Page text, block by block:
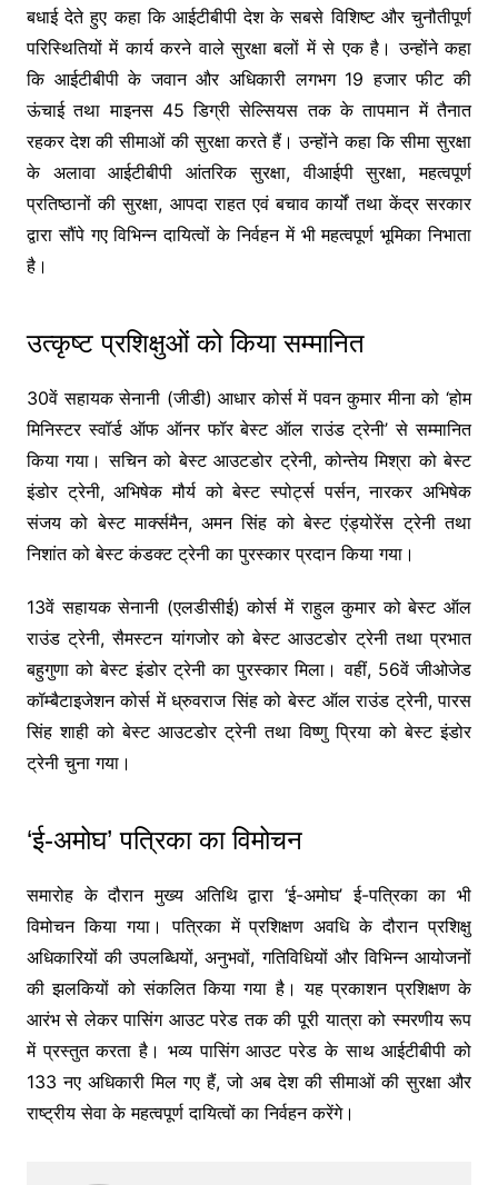
बधाई देते हुए कहा कि आईटीबीपी देश के सबसे विशिष्ट और चुनौतीपूर्ण
परिस्थितियों में कार्य करने वाले सुरक्षा बलों में से एक है। उन्होंने कहा
कि आईटीबीपी के जवान और अधिकारी लगभग 19 हजार फीट की
ऊंचाई तथा माइनस 45 डिग्री सेल्सियस तक के तापमान में तैनात
रहकर देश की सीमाओं की सुरक्षा करते हैं। उन्होंने कहा कि सीमा सुरक्षा
के अलावा आईटीबीपी आंतरिक सुरक्षा, वीआईपी सुरक्षा, महत्वपूर्ण
प्रतिष्ठानों की सुरक्षा, आपदा राहत एवं बचाव कार्यों तथा केंद्र सरकार
द्वारा सौंपे गए विभिन्न दायित्वों के निर्वहन में भी महत्वपूर्ण भूमिका निभाता
है।
उत्कृष्ट प्रशिक्षुओं को किया सम्मानित
30वें सहायक सेनानी (जीडी) आधार कोर्स में पवन कुमार मीना को ‘होम
मिनिस्टर स्वॉर्ड ऑफ ऑनर फॉर बेस्ट ऑल राउंड ट्रेनी’ से सम्मानित
किया गया। सचिन को बेस्ट आउटडोर ट्रेनी, कोन्तेय मिश्रा को बेस्ट
इंडोर ट्रेनी, अभिषेक मौर्य को बेस्ट स्पोर्ट्स पर्सन, नारकर अभिषेक
संजय को बेस्ट मार्क्समैन, अमन सिंह को बेस्ट एंड्योरेंस ट्रेनी तथा
निशांत को बेस्ट कंडक्ट ट्रेनी का पुरस्कार प्रदान किया गया।
13वें सहायक सेनानी (एलडीसीई) कोर्स में राहुल कुमार को बेस्ट ऑल
राउंड ट्रेनी, सैमस्टन यांगजोर को बेस्ट आउटडोर ट्रेनी तथा प्रभात
बहुगुणा को बेस्ट इंडोर ट्रेनी का पुरस्कार मिला। वहीं, 56वें जीओजेड
कॉम्बैटाइजेशन कोर्स में ध्रुवराज सिंह को बेस्ट ऑल राउंड ट्रेनी, पारस
सिंह शाही को बेस्ट आउटडोर ट्रेनी तथा विष्णु प्रिया को बेस्ट इंडोर
ट्रेनी चुना गया।
‘ई-अमोघ’ पत्रिका का विमोचन
समारोह के दौरान मुख्य अतिथि द्वारा ‘ई-अमोघ’ ई-पत्रिका का भी
विमोचन किया गया। पत्रिका में प्रशिक्षण अवधि के दौरान प्रशिक्षु
अधिकारियों की उपलब्धियों, अनुभवों, गतिविधियों और विभिन्न आयोजनों
की झलकियों को संकलित किया गया है। यह प्रकाशन प्रशिक्षण के
आरंभ से लेकर पासिंग आउट परेड तक की पूरी यात्रा को स्मरणीय रूप
में प्रस्तुत करता है। भव्य पासिंग आउट परेड के साथ आईटीबीपी को
133 नए अधिकारी मिल गए हैं, जो अब देश की सीमाओं की सुरक्षा और
राष्ट्रीय सेवा के महत्वपूर्ण दायित्वों का निर्वहन करेंगे।